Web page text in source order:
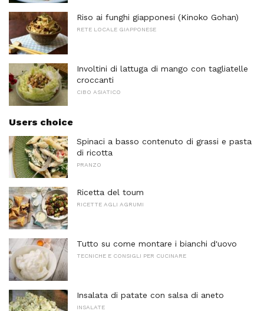
Riso ai funghi giapponesi (Kinoko Gohan)
RETE LOCALE GIAPPONESE
Involtini di lattuga di mango con tagliatelle
croccanti
CIBO ASIATICO
Users choice
Spinaci a basso contenuto di grassi e pasta
di ricotta
PRANZO
Ricetta del toum
RICETTE AGLI AGRUMI
Tutto su come montare i bianchi d'uovo
TECNICHE E CONSIGLI PER CUCINARE
Insalata di patate con salsa di aneto
INSALATE